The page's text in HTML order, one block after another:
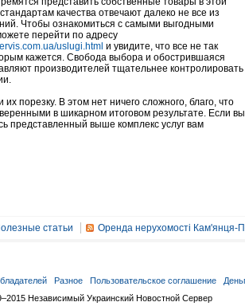
качества отвечают далеко не все из
Чтобы ознакомиться с самыми выгодными
перейти по адресу
uslugi.html и увидите, что все не так
кажется. Свобода выбора и обострившаяся
производителей тщательнее контролировать
порезку. В этом нет ничего сложного, благо, что
в шикарном итоговом результате. Если вы
представленный выше комплекс услуг вам
статьи Оренда нерухомості Кам'янця-
Разное Пользовательское соглашение
Независимый Украинский Новостной Сервер